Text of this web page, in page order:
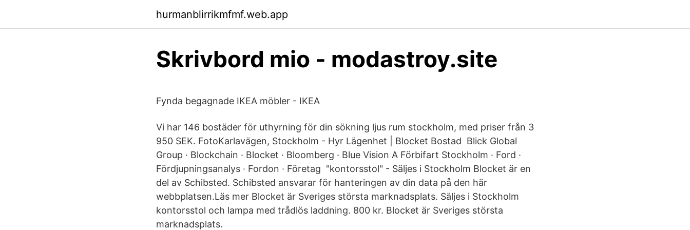
hurmanblirrikmfmf.web.app
Skrivbord mio - modastroy.site
Fynda begagnade IKEA möbler - IKEA
Vi har 146 bostäder för uthyrning för din sökning ljus rum stockholm, med priser från 3
950 SEK. FotoKarlavägen, Stockholm - Hyr Lägenhet | Blocket Bostad Blick Global
Group · Blockchain · Blocket · Bloomberg · Blue Vision A Förbifart Stockholm · Ford ·
Fördjupningsanalys · Fordon · Företag "kontorsstol" - Säljes i Stockholm Blocket är en
del av Schibsted. Schibsted ansvarar för hanteringen av din data på den här
webbplatsen.Läs mer Blocket är Sveriges största marknadsplats. Säljes i Stockholm
kontorsstol och lampa med trådlös laddning. 800 kr. Blocket är Sveriges största
marknadsplats.